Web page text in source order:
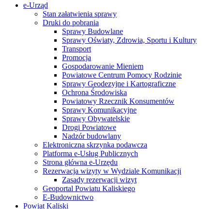
e-Urząd
Stan załatwienia sprawy
Druki do pobrania
Sprawy Budowlane
Sprawy Oświaty, Zdrowia, Sportu i Kultury
Transport
Promocja
Gospodarowanie Mieniem
Powiatowe Centrum Pomocy Rodzinie
Sprawy Geodezyjne i Kartograficzne
Ochrona Środowiska
Powiatowy Rzecznik Konsumentów
Sprawy Komunikacyjne
Sprawy Obywatelskie
Drogi Powiatowe
Nadzór budowlany
Elektroniczna skrzynka podawcza
Platforma e-Usług Publicznych
Strona główna e-Urzędu
Rezerwacja wizyty w Wydziale Komunikacji
Zasady rezerwacji wizyt
Geoportal Powiatu Kaliskiego
E-Budownictwo
Powiat Kaliski